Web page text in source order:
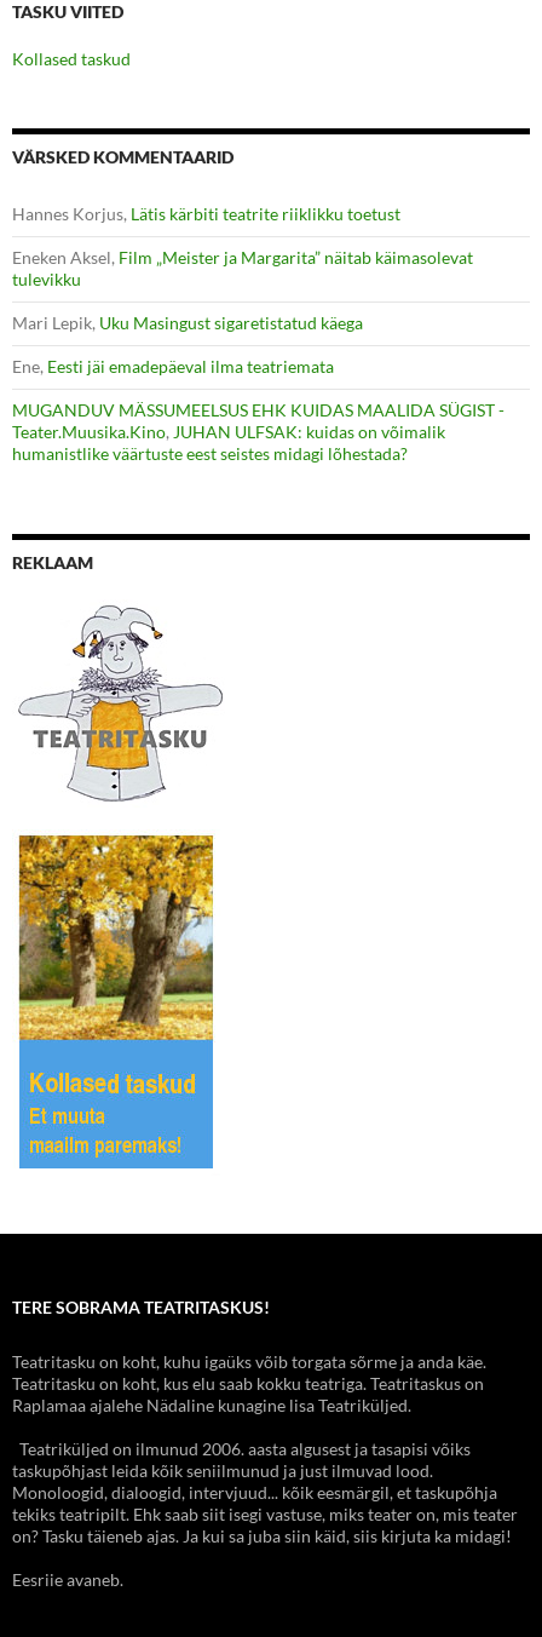
TASKU VIITED
Kollased taskud
VÄRSKED KOMMENTAARID
Hannes Korjus, Lätis kärbiti teatrite riiklikku toetust
Eneken Aksel, Film „Meister ja Margarita” näitab käimasolevat
tulevikku
Mari Lepik, Uku Masingust sigaretistatud käega
Ene, Eesti jäi emadepäeval ilma teatriemata
MUGANDUV MÄSSUMEELSUS EHK KUIDAS MAALIDA SÜGIST -
Teater.Muusika.Kino, JUHAN ULFSAK: kuidas on võimalik
humanistlike väärtuste eest seistes midagi lõhestada?
REKLAAM
TERE SOBRAMA TEATRITASKUS!
Teatritasku on koht, kuhu igaüks võib torgata sõrme ja anda käe.
Teatritasku on koht, kus elu saab kokku teatriga. Teatritaskus on
Raplamaa ajalehe Nädaline kunagine lisa Teatriküljed.
Teatriküljed on ilmunud 2006. aasta algusest ja tasapisi võiks
taskupõhjast leida kõik seniilmunud ja just ilmuvad lood.
Monoloogid, dialoogid, intervjuud... kõik eesmärgil, et taskupõhja
tekiks teatripilt. Ehk saab siit isegi vastuse, miks teater on, mis teater
on? Tasku täieneb ajas. Ja kui sa juba siin käid, siis kirjuta ka midagi!
Eesriie avaneb.